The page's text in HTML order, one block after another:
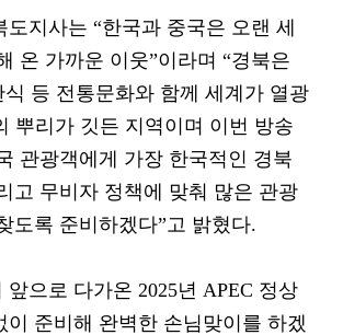
도지사는 “한국과 중국은 오랜 세
온 가까운 이웃”이라며 “경북은
등 전통문화와 함께 세계가 열광
뿌리가 깃든 지역이며 이번 방송
관광객에게 가장 한국적인 경북
고 무비자 정책에 맞춰 많은 관광
도록 준비하겠다”고 밝혔다.
앞으로 다가온 2025년 APEC 정상
이 준비해 완벽한 손님맞이를 하겠